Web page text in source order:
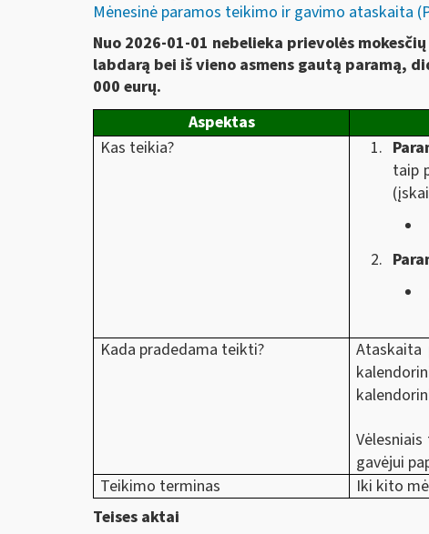
Mėnesinė paramos teikimo ir gavimo ataskaita
Nuo 2026-01-01 nebelieka prievolės
labdarą bei iš vieno asmens gautą paramą,
000 eurų.
Aspektas
Kas teikia?
taip
Kada pradedama teikti?
Ataskaita
gavėjui
Teikimo terminas
Iki kito
Teises aktai